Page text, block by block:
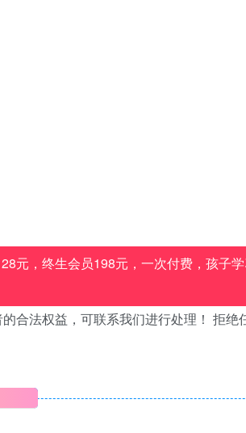
元，终生会员198元，一次付费，孩子
合法权益，可联系我们进行处理！ 拒绝